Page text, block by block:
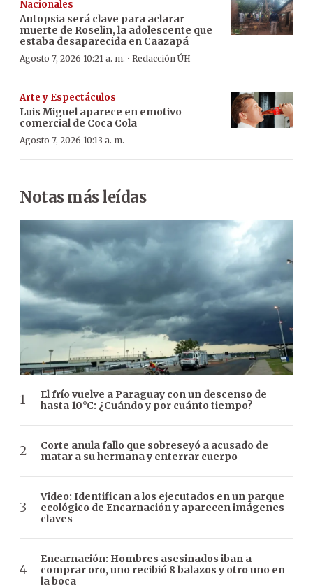
Nacionales
Autopsia será clave para aclarar
muerte de Roselin, la adolescente que
estaba desaparecida en Caazapá
Agosto 7, 2026 10:21 a. m. · Redacción ÚH
Arte y Espectáculos
Luis Miguel aparece en emotivo
comercial de Coca Cola
Agosto 7, 2026 10:13 a. m.
Notas más leídas
El frío vuelve a Paraguay con un descenso de
hasta 10°C: ¿Cuándo y por cuánto tiempo?
Corte anula fallo que sobreseyó a acusado de
matar a su hermana y enterrar cuerpo
Video: Identifican a los ejecutados en un parque
ecológico de Encarnación y aparecen imágenes
claves
Encarnación: Hombres asesinados iban a
comprar oro, uno recibió 8 balazos y otro uno en
la boca